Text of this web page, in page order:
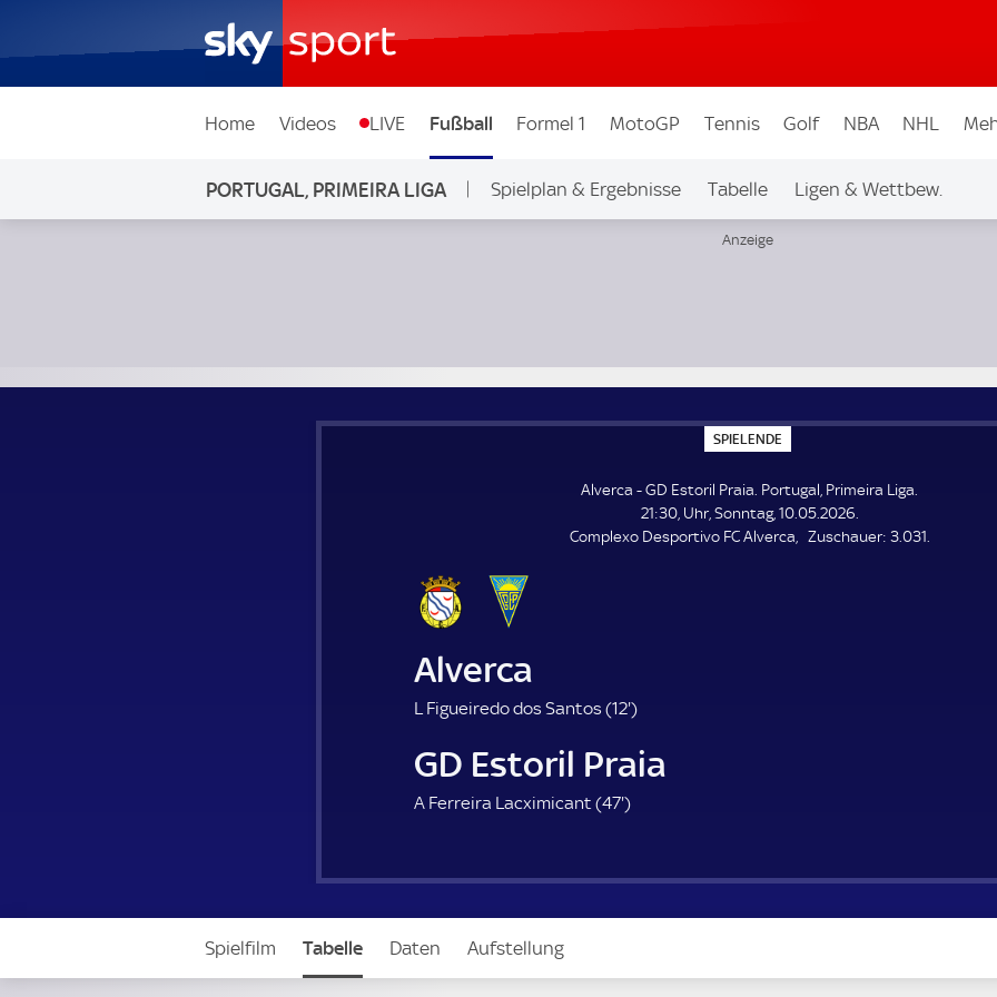
Home Videos LIVE Fußball Formel 1 MotoGP Tennis Golf NBA NHL
PORTUGAL, PRIMEIRA LIGA Spielplan & Ergebnisse Tabelle Ligen & Wettbew.
SPIELENDE
P
E
L
E
N
Alverca - GD Estoril Praia. Portugal, Primeira Liga.
21:30, Uhr, Sonntag, 10.05.2026.
Complexo Desportivo FC Alverca
Zuschauer: Z
3.031.
Alverca
L Figueiredo dos Santos (12'1
.
m
i
t
)
GD Estoril Praia
A Ferreira Lacximicant (47'4
m
n
)
Spielfilm Tabelle Daten Aufstellung